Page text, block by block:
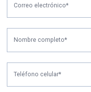
Correo electrónico*
Nombre completo*
Teléfono celular*